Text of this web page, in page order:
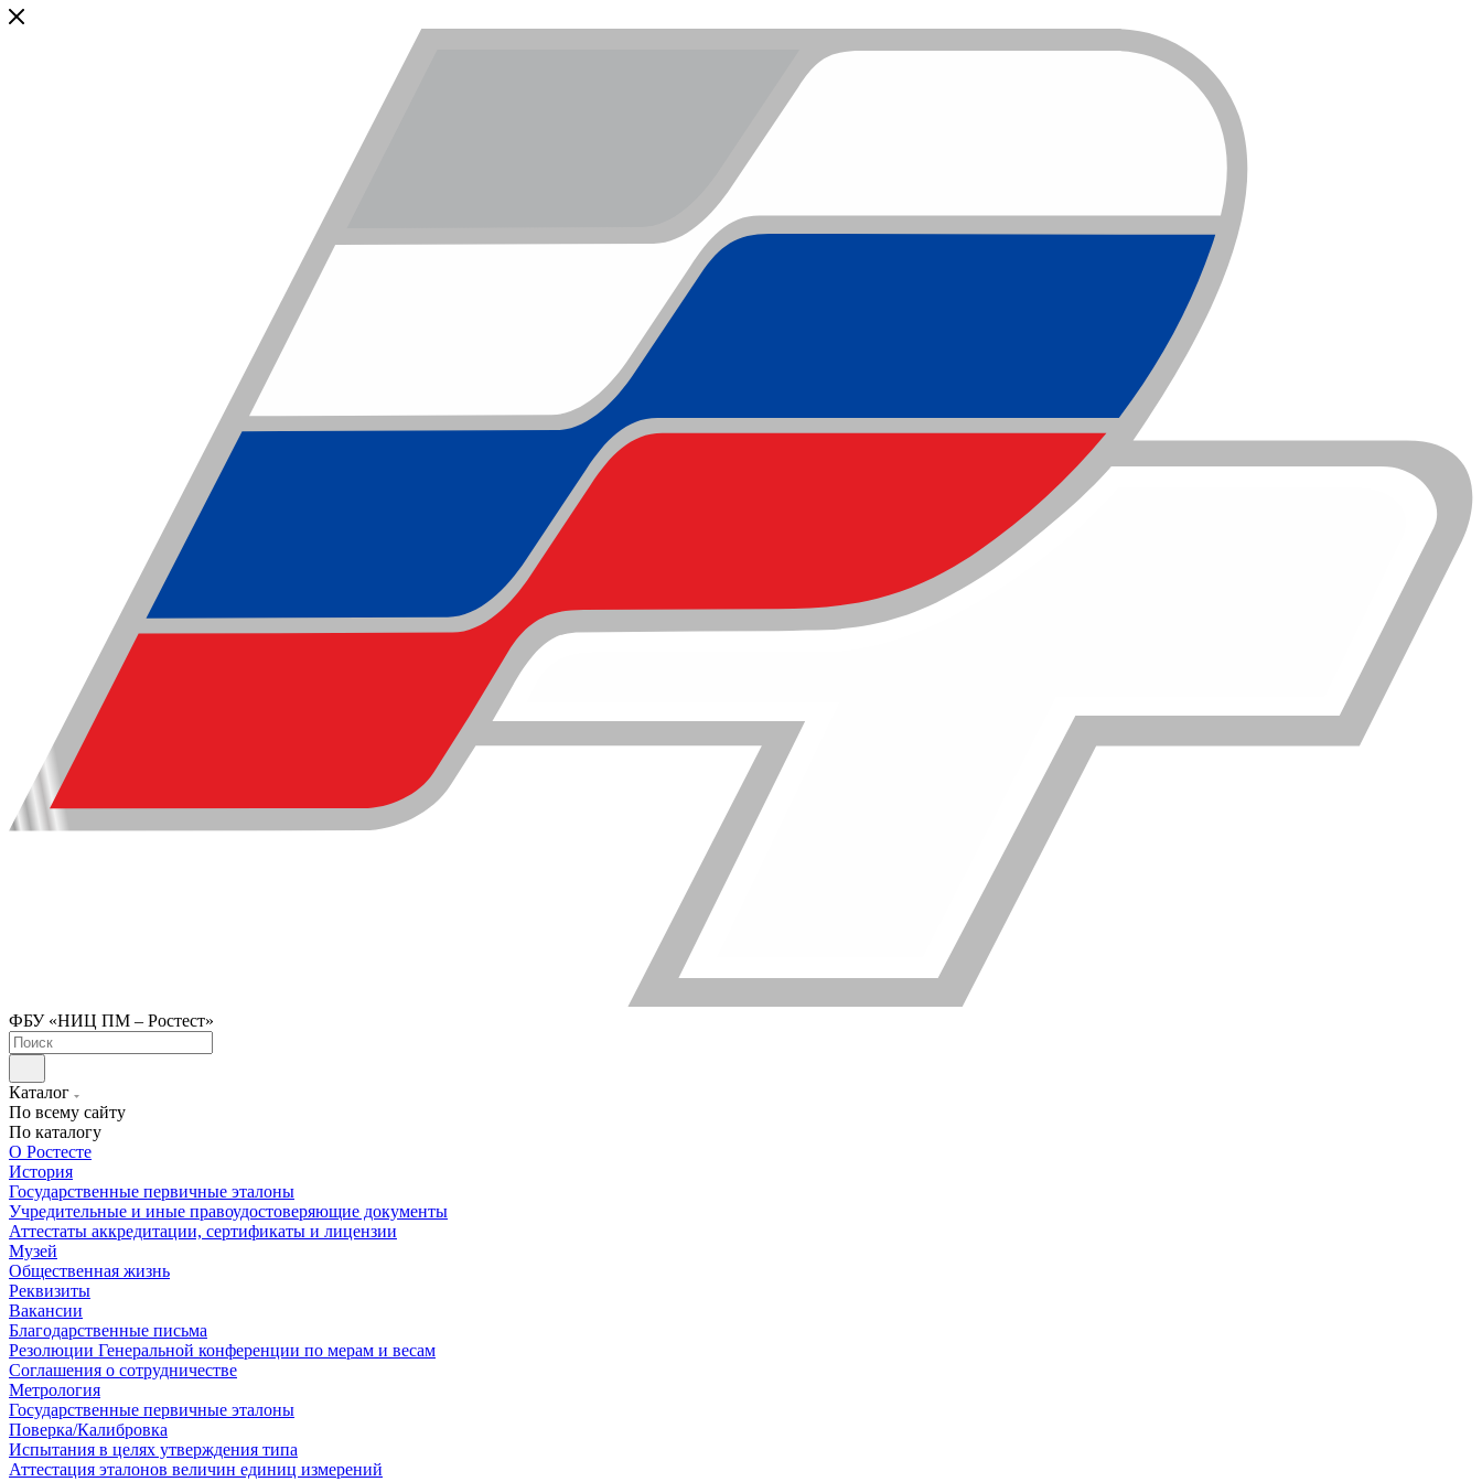
ФБУ «НИЦ ПМ – Ростест»
Каталог
По всему сайту
По каталогу
О Ростесте
История
Государственные первичные эталоны
Учредительные и иные правоудостоверяющие документы
Аттестаты аккредитации, сертификаты и лицензии
Музей
Общественная жизнь
Реквизиты
Вакансии
Благодарственные письма
Резолюции Генеральной конференции по мерам и весам
Соглашения о сотрудничестве
Метрология
Государственные первичные эталоны
Поверка/Калибровка
Испытания в целях утверждения типа
Аттестация эталонов величин единиц измерений